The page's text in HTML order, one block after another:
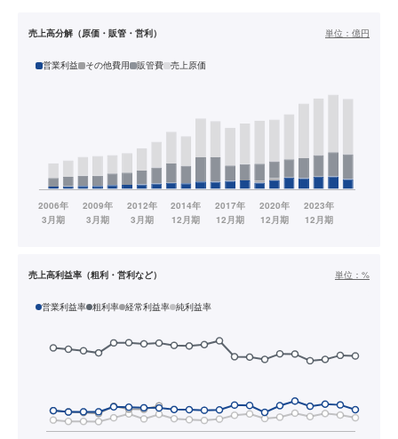
売上高分解（原価・販管・営利） 単位： 億円
営業利益 その他費用 販管費 売上原価
売上高利益率（粗利・営利など） 単位： %
営業利益率 粗利率 経常利益率 純利益率